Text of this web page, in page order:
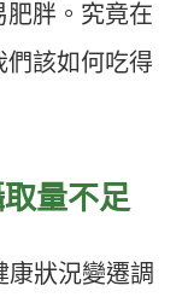
肥胖。究竟在
們該如何吃得
量不足
康狀況變遷調